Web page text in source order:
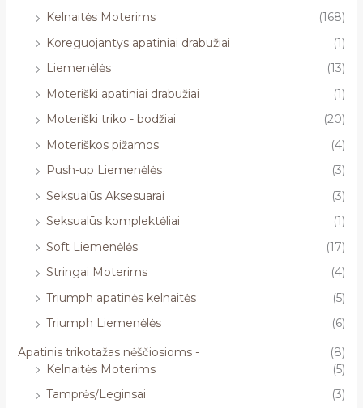
Kelnaitės Moterims
(168)
Koreguojantys apatiniai drabužiai
(1)
Liemenėlės
(13)
Moteriški apatiniai drabužiai
(1)
Moteriški triko - bodžiai
(20)
Moteriškos pižamos
(4)
Push-up Liemenėlės
(3)
Seksualūs Aksesuarai
(3)
Seksualūs komplektėliai
(1)
Soft Liemenėlės
(17)
Stringai Moterims
(4)
Triumph apatinės kelnaitės
(5)
Triumph Liemenėlės
(6)
Apatinis trikotažas nėščiosioms -
(8)
Kelnaitės Moterims
(5)
Tamprės/Leginsai
(3)